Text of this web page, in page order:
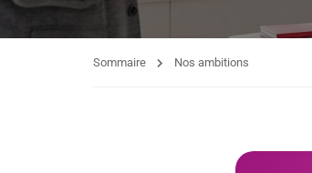
Sommaire Nos ambitions